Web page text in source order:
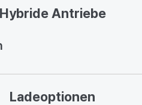
Hybride Antriebe
Ladeoptionen